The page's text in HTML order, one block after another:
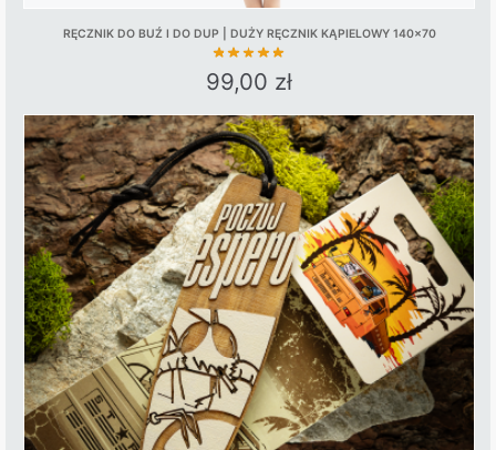
RĘCZNIK DO BUŹ I DO DUP | DUŻY RĘCZNIK KĄPIELOWY 140×70
99,00 zł